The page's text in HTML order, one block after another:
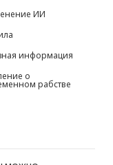
ИИ
информация
о
рабстве